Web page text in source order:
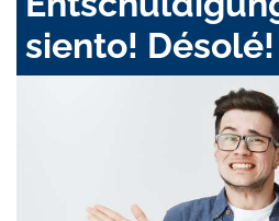
siento! Désolé!